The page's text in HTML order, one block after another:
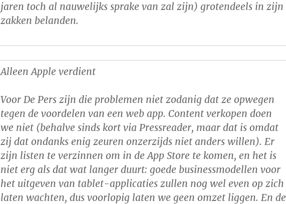
jaren toch al nauwelijks sprake van zal zijn) grotendeels in zijn
zakken belanden.
Alleen Apple verdient
Voor De Pers zijn die problemen niet zodanig dat ze opwegen
tegen de voordelen van een web app. Content verkopen doen
we niet (behalve sinds kort via Pressreader, maar dat is omdat
zij dat ondanks enig zeuren onzerzijds niet anders willen). Er
zijn listen te verzinnen om in de App Store te komen, en het is
niet erg als dat wat langer duurt: goede businessmodellen voor
het uitgeven van tablet-applicaties zullen nog wel even op zich
laten wachten, dus voorlopig laten we geen omzet liggen. En de